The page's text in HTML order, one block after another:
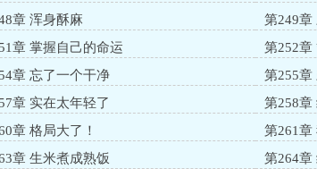
章 浑身酥麻
第249章
章 掌握自己的命运
第252章
章 忘了一个干净
第255章
章 实在太年轻了
第258章
章 格局大了！
第261章
章 生米煮成熟饭 第264章